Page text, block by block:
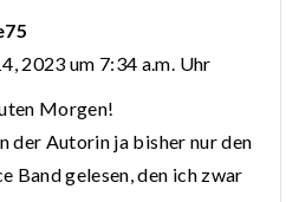
2023 um 7:34 a.m. Uhr
Morgen!
der Autorin ja bisher nur den
Band gelesen, den ich zwar